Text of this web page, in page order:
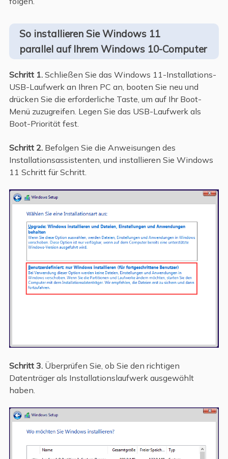
So installieren Sie Windows 11
parallel auf Ihrem Windows 10-Computer
Schritt 1. Schließen Sie das Windows 11-Installations-
USB-Laufwerk an Ihren PC an, booten Sie neu und
drücken Sie die erforderliche Taste, um auf Ihr Boot-
Menü zuzugreifen. Legen Sie das USB-Laufwerk als
Boot-Priorität fest.
Schritt 2. Befolgen Sie die Anweisungen des
Installationsassistenten, und installieren Sie Windows
11 Schritt für Schritt.
Schritt 3. Überprüfen Sie, ob Sie den richtigen
Datenträger als Installationslaufwerk ausgewählt
haben.